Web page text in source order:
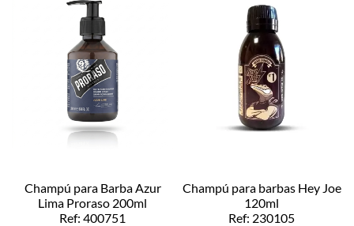
Champú para Barba Azur
Lima Proraso 200ml
Ref: 400751
Champú para barbas Hey Joe
120ml
Ref: 230105